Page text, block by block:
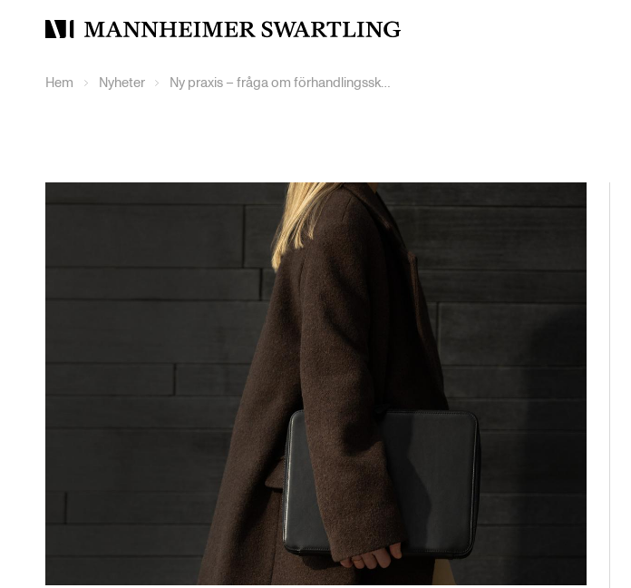
Mannheimer
Hem Nyheter Ny praxis – fråga om förhandlingsskyldighet och informationsskyldighet för arbetsgivare utan kollektivavtal vid ingående av upphörandeavtal med anställda AD 2026 nr 40)